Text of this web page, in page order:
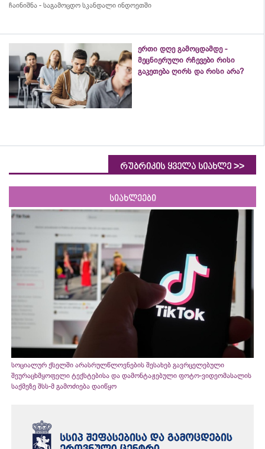
ჩაინიშნა - საგამოცდო სკანდალი ინდოეთში
ერთი დღე გამოცდამდე -
მეცნიერული რჩევები რისი
გაკეთება ღირს და რისი არა?
რუბრიკის ყველა სიახლე >>
სიახლეები
სოციალურ ქსელში არასრულწლოვნების შესახებ გავრცელებული
შეურაცხმყოფელი ტექსტებისა და დამონტაჟებული ფოტო-ვიდეომასალის
საქმეზე შსს-მ გამოძიება დაიწყო